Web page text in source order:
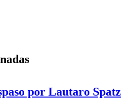
por Lautaro Spatz